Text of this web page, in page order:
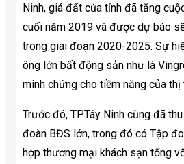
Ninh, giá đất của tỉnh đã tăng
cuối năm 2019 và được dự báo
trong giai đoạn 2020-2025. Sự
ông lớn bất động sản như là
minh chứng cho tiềm năng của thị
Trước đó, TP.Tây Ninh cũng đã
đoàn BĐS lớn, trong đó có Tập
hợp thương mại khách sạn tổng